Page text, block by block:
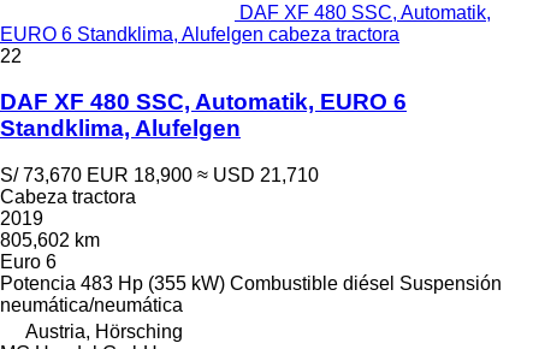
DAF XF 480 SSC, Automatik,
EURO 6 Standklima, Alufelgen cabeza tractora
22
DAF XF 480 SSC, Automatik, EURO 6
Standklima, Alufelgen
S/ 73,670 EUR 18,900 ≈ USD 21,710
Cabeza tractora
2019
805,602 km
Euro 6
Potencia 483 Hp (355 kW) Combustible diésel Suspensión
neumática/neumática
Austria, Hörsching